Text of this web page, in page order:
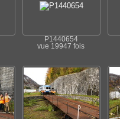
P1440654
vue 19947 fois